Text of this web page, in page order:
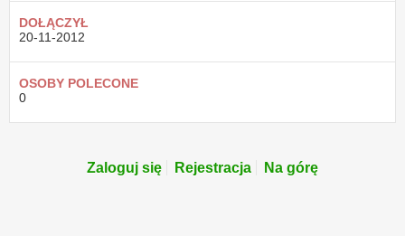
DOŁĄCZYŁ
20-11-2012
OSOBY POLECONE
0
Zaloguj się Rejestracja Na górę